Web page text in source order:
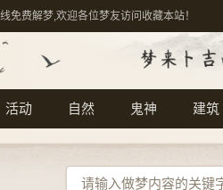
免费解梦,欢迎各位梦友访问收藏本站！
活动 自然 鬼神 建筑